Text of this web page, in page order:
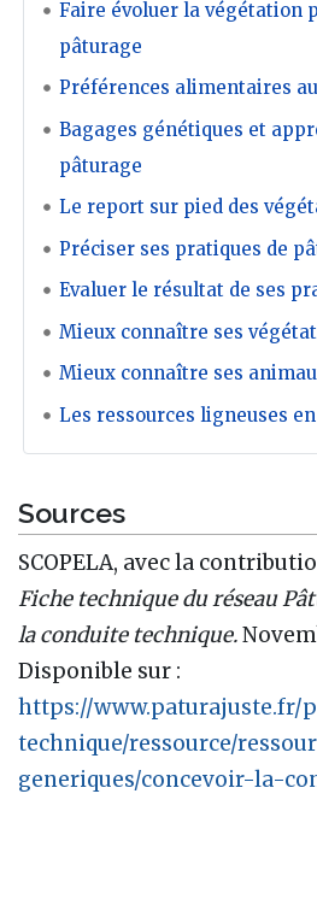
Faire évoluer la végétation
pâturage
Préférences alimentaires
Bagages génétiques et
pâturage
Le report sur pied des
Préciser ses pratiques de
Evaluer le résultat de ses
Mieux connaître ses
Mieux connaître ses
Les ressources ligneuses
Sources
SCOPELA, avec la
Fiche technique du réseau
la conduite technique.
Disponible sur :
https://www.paturajuste.fr/
technique/ressource/
generiques/concevoir-la-